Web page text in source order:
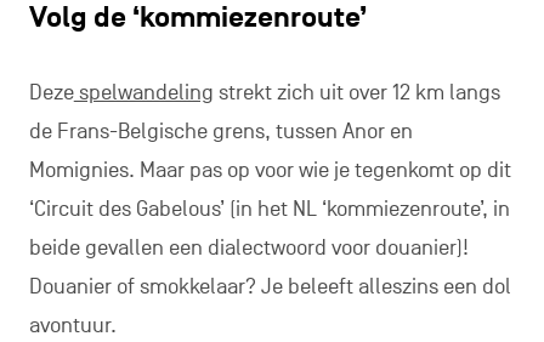
Volg de ‘kommiezenroute’
Dezespelwandeling strekt zich uit over 12 km langs
de Frans-Belgische grens, tussen Anor en
Momignies. Maar pas op voor wie je tegenkomt op dit
‘Circuit des Gabelous’ (in het NL ‘kommiezenroute’, in
beide gevallen een dialectwoord voor douanier)!
Douanier of smokkelaar? Je beleeft alleszins een dol
avontuur.